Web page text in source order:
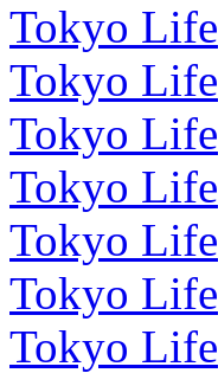
Tokyo Life
Tokyo Life
Tokyo Life
Tokyo Life
Tokyo Life
Tokyo Life
Tokyo Life